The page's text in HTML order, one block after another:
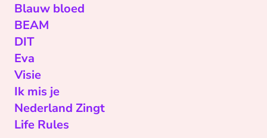
Blauw bloed
BEAM
DIT
Eva
Visie
Ik mis je
Nederland Zingt
Life Rules